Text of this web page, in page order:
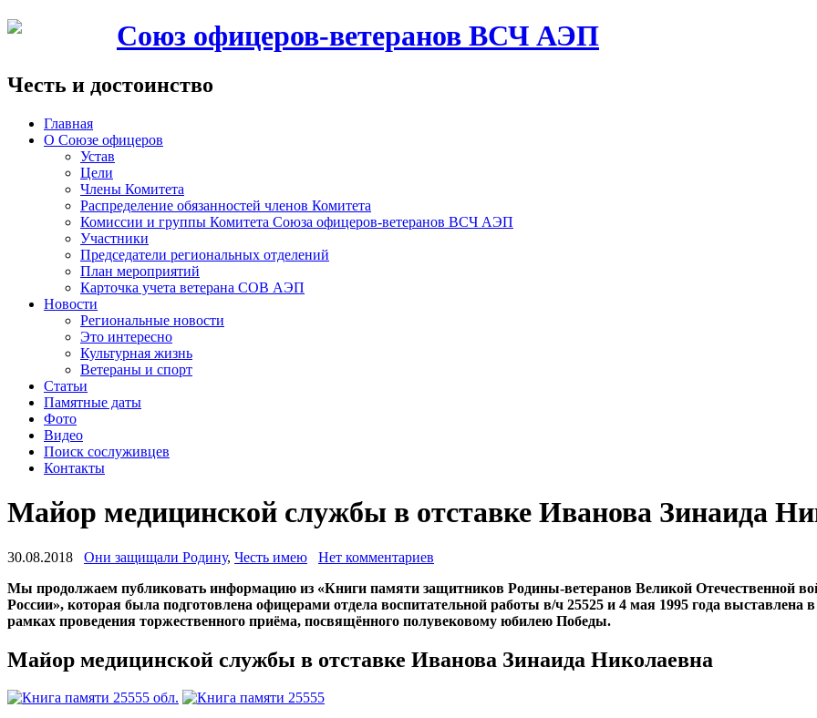
Союз офицеров-ветеранов ВСЧ АЭП
Честь и достоинство
Главная
О Союзе офицеров
Устав
Цели
Члены Комитета
Распределение обязанностей членов Комитета
Комиссии и группы Комитета Союза офицеров-ветеранов ВСЧ АЭП
Участники
Председатели региональных отделений
План мероприятий
Карточка учета ветерана CОВ АЭП
Новости
Региональные новости
Это интересно
Культурная жизнь
Ветераны и спорт
Статьи
Памятные даты
Фото
Видео
Поиск сослуживцев
Контакты
Майор медицинской службы в отставке Иванова Зинаида
30.08.2018 Они защищали Родину, Честь имею
Нет комментариев
Мы продолжаем публиковать информацию из «Книги памяти защитников Родины-ветеранов Великой Отечественной
России», которая была подготовлена офицерами отдела воспитательной работы в/ч 25525 и 4 мая 1995 года
рамках проведения торжественного приёма, посвящённого полувековому юбилею Победы.
Майор медицинской службы в отставке Иванова Зинаида Николаевна